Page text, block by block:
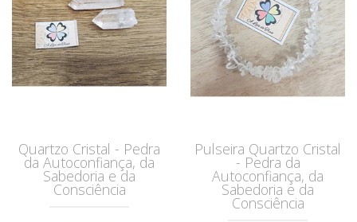
Quartzo Cristal - Pedra
da Autoconfiança, da
Sabedoria e da
Consciência
Pulseira Quartzo Cristal
- Pedra da
Autoconfiança, da
Sabedoria e da
Consciência